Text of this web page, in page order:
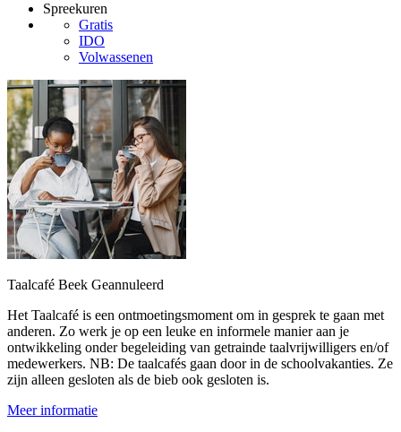
Spreekuren
Gratis
IDO
Volwassenen
Taalcafé Beek Geannuleerd
Het Taalcafé is een ontmoetingsmoment om in gesprek te gaan met
anderen. Zo werk je op een leuke en informele manier aan je
ontwikkeling onder begeleiding van getrainde taalvrijwilligers en/of
medewerkers. NB: De taalcafés gaan door in de schoolvakanties. Ze
zijn alleen gesloten als de bieb ook gesloten is.
Meer informatie